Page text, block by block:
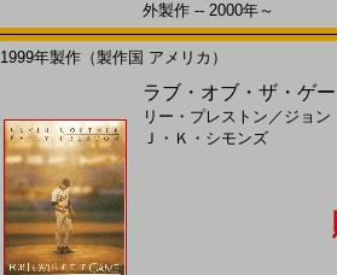
外製作 -- 2000年～
1999年製作（製作国 アメリカ）
ラブ・オブ・ザ・ゲ
リー・プレストン ／ ジョン
Ｊ・Ｋ・シモンズ